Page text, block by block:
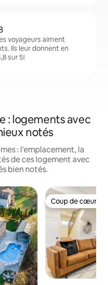
voyageurs aiment
Ils leur donnent en
sur 5!
: logements avec
notés
: l'emplacement, la
de ces logement avec
bien notés.
les plus aimésCoup de cœur
Coup de cœur